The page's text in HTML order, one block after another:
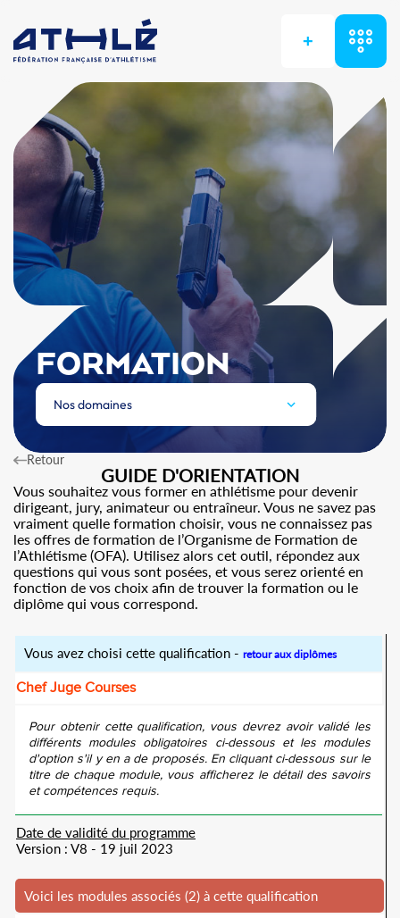
+
FORMATION
Nos domaines
Retour
GUIDE D'ORIENTATION
Vous souhaitez vous former en athlétisme pour devenir
dirigeant, jury, animateur ou entraîneur. Vous ne savez pas
vraiment quelle formation choisir, vous ne connaissez pas
les offres de formation de l’Organisme de Formation de
l’Athlétisme (OFA). Utilisez alors cet outil, répondez aux
questions qui vous sont posées, et vous serez orienté en
fonction de vos choix afin de trouver la formation ou le
diplôme qui vous correspond.
Vous avez choisi cette qualification - retour aux diplômes
Chef Juge Courses
Pour obtenir cette qualification, vous devrez avoir validé les
différents modules obligatoires ci-dessous et les modules
d'option s'il y en a de proposés. En cliquant ci-dessous sur le
titre de chaque module, vous afficherez le détail des savoirs
et compétences requis.
Date de validité du programme
Version : V8 - 19 juil 2023
Voici les modules associés (2) à cette qualification